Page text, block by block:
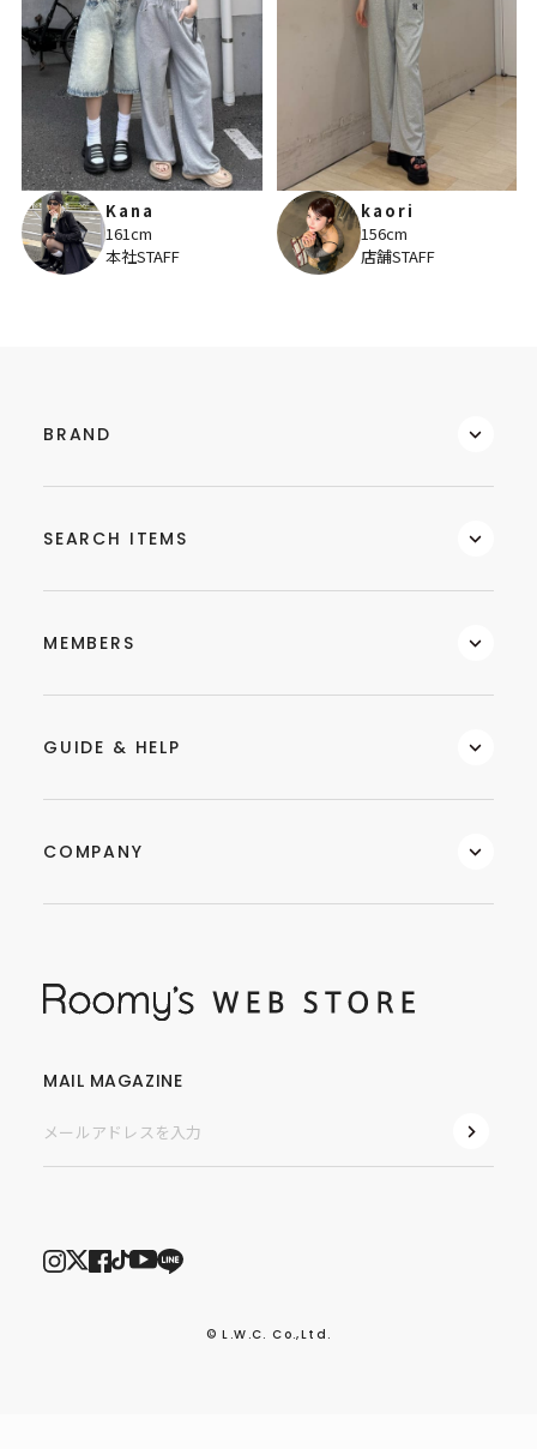
Kana
161cm
本社STAFF
kaori
156cm
店舗STAFF
BRAND
SEARCH ITEMS
MEMBERS
GUIDE & HELP
COMPANY
MAIL MAGAZINE
© L.W.C. Co.,Ltd.